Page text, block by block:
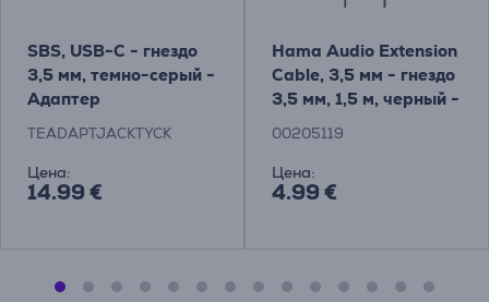
SBS, USB-C - гнездо
3,5 мм, темно-серый -
Адаптер
TEADAPTJACKTYCK
Цена:
14.99 €
Hama Audio Extension
Cable, 3,5 мм - гнездо
3,5 мм, 1,5 м, черный -
Кабель Товар -
00205119
Цена:
4.99 €